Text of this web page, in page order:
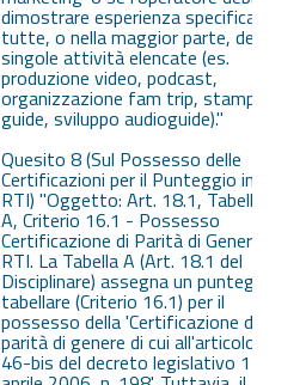
dimostrare esperienza specifica in
tutte, o nella maggior parte, delle
singole attività elencate (es.
produzione video, podcast,
organizzazione fam trip, stampa
guide, sviluppo audioguide)."
Quesito 8 (Sul Possesso delle
Certificazioni per il Punteggio in
RTI) "Oggetto: Art. 18.1, Tabella
A, Criterio 16.1 - Possesso
Certificazione di Parità di Genere in
RTI. La Tabella A (Art. 18.1 del
Disciplinare) assegna un punteggio
tabellare (Criterio 16.1) per il
possesso della 'Certificazione di
parità di genere di cui all'articolo
46-bis del decreto legislativo 11